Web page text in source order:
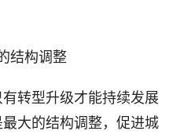
构调整
转型升级才能持续发展
大的结构调整，促进城